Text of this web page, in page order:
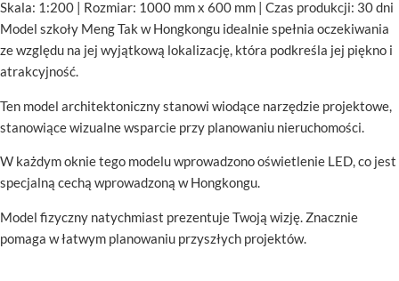
Skala: 1:200 | Rozmiar: 1000 mm x 600 mm | Czas produkcji: 30 dni
Model szkoły Meng Tak w Hongkongu idealnie spełnia oczekiwania
ze względu na jej wyjątkową lokalizację, która podkreśla jej piękno i
atrakcyjność.
Ten model architektoniczny stanowi wiodące narzędzie projektowe,
stanowiące wizualne wsparcie przy planowaniu nieruchomości.
W każdym oknie tego modelu wprowadzono oświetlenie LED, co jest
specjalną cechą wprowadzoną w Hongkongu.
Model fizyczny natychmiast prezentuje Twoją wizję. Znacznie
pomaga w łatwym planowaniu przyszłych projektów.